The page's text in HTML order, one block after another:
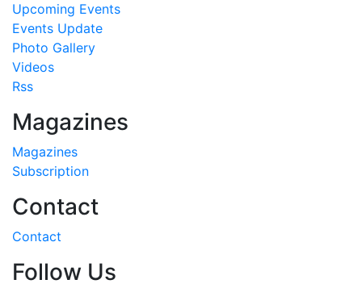
Upcoming Events
Events Update
Photo Gallery
Videos
Rss
Magazines
Magazines
Subscription
Contact
Contact
Follow Us